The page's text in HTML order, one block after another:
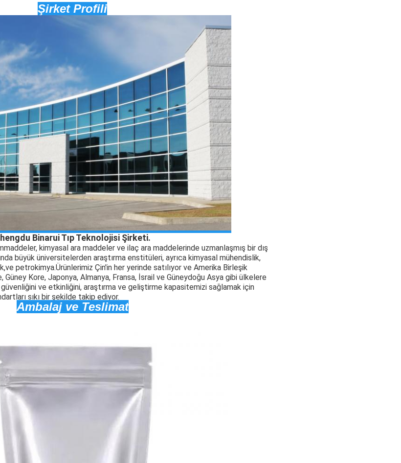
Şirket Profili
Binarui Tıp Teknolojisi Şirketi.
kimyasal ara maddeler ve ilaç ara maddelerinde uzmanlaşmış bir dış
büyük üniversitelerden araştırma enstitüleri, ayrıca kimyasal mühendislik,
petrokimya.Ürünlerimiz Çin'in her yerinde satılıyor ve Amerika Birleşik
Kore, Japonya, Almanya, Fransa, İsrail ve Güneydoğu Asya gibi ülkelere
ve etkinliğini, araştırma ve geliştirme kapasitemizi sağlamak için
sıkı bir şekilde takip ediyor.
Ambalaj ve Teslimat